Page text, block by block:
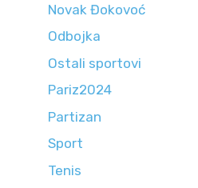
Novak Đokovoć
Odbojka
Ostali sportovi
Pariz2024
Partizan
Sport
Tenis